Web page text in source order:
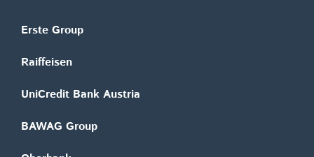
Erste Group
Raiffeisen
UniCredit Bank Austria
BAWAG Group